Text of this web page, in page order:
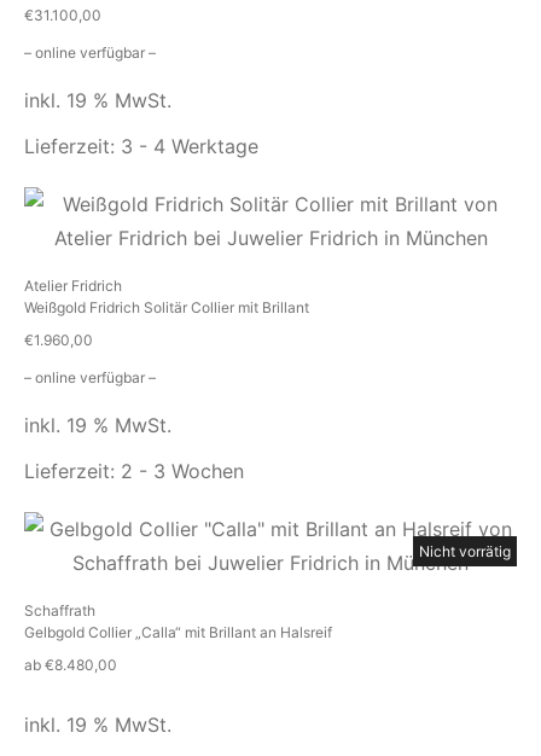
€31.100,00
– online verfügbar –
inkl. 19 % MwSt.
Lieferzeit: 3 - 4 Werktage
Atelier Fridrich
Weißgold Fridrich Solitär Collier mit Brillant
€1.960,00
– online verfügbar –
inkl. 19 % MwSt.
Lieferzeit: 2 - 3 Wochen
Nicht vorrätig
Schaffrath
Gelbgold Collier „Calla“ mit Brillant an Halsreif
ab €8.480,00
inkl. 19 % MwSt.